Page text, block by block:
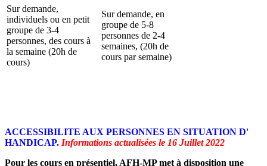
Sur demande,
individuels ou en petit
groupe de 3-4
personnes, des cours à
la semaine (20h de
cours)
Sur demande, en
groupe de 5-8
personnes de 2-4
semaines, (20h de
cours par semaine)
ACCESSIBILITE AUX PERSONNES EN SITUATION D'
HANDICAP. Informations actualisées le 16 Juillet 2022
Pour les cours en présentiel, AFH-MP met à disposition une